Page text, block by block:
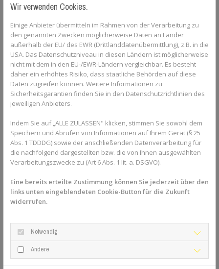
mit diesem Bisphenol A – kurz: BPA – ist tatsächlich nicht
Hormonhaushalt wirken und für Schwangere sogar
bedenklich sein. In den hochwertigen
Aligner-
Zahnschienen von
Invisalign
ist daher
nachgewiesenermaßen kein BPA enthalten. Generell ist
das speziell für die Kunststoff-Zahnschienen entwickelte
Material streng auf seine Verträglichkeit getestet. Die
Zahnschienen sind auch bei der notwendigen langen
Tragedauer gesundheitlich unbedenklich.
Und was ist mit Allergien?
Wie bei allen Materialien kann es natürlich zu allergischen
Reaktionen kommen. Diese sind allerdings äußerst selten.
Wer jedoch Last mit Allergien hat, kann die Verträglichkeit
gern auf Anfrage eine Materialprobe bereit. Ein Hautarzt
kann dann mit dem Material und einer Blutprobe einen
Allergietest machen. So ist man auf dem Weg zum
sicheren Seite.
Übrigens: Metall und so
Vorsicht und Zurückhaltung ist natürlich grundsätzlich gut.
Wir verwenden Cookies.
Einige Anbieter übermitteln im Rahmen von der Verarbeitung zu
den genannten Zwecken möglicherweise Daten an Länder
außerhalb der EU/ des EWR (Drittlanddatenübermittlung), z.B. in die
USA. Das Datenschutzniveau in diesen Ländern ist möglicherweise
nicht mit dem in den EU-/EWR-Ländern vergleichbar. Es besteht
daher ein erhöhtes Risiko, dass staatliche Behörden auf diese
Daten zugreifen können. Weitere Informationen zu
Sicherheitsgarantien finden Sie in den Datenschutzrichtlinien des
jeweiligen Anbieters.
Indem Sie auf „ALLE ZULASSEN" klicken, stimmen Sie sowohl dem
Speichern und Abrufen von Informationen auf Ihrem Gerät (§ 25
Abs. 1 TDDDG) sowie der anschließenden Datenverarbeitung für
die nachfolgend dargestellten bzw. die von Ihnen ausgewählten
Verarbeitungszwecke zu (Art 6 Abs. 1 lit. a. DSGVO).
Eine bereits erteilte Zustimmung können Sie jederzeit über den
links unten eingeblendeten Cookie-Button für die Zukunft
widerrufen.
Notwendig
Andere